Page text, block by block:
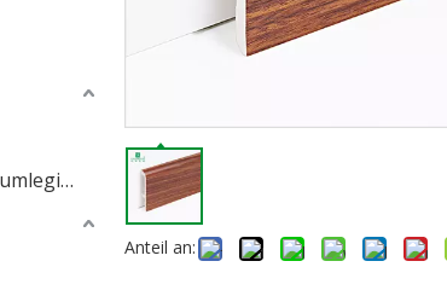
Bodenprofil aus Aluminiumlegierung
Anteil an: